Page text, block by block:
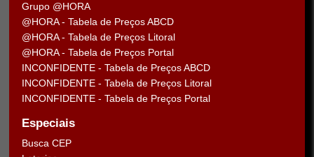
Grupo @HORA
@HORA - Tabela de Preços ABCD
@HORA - Tabela de Preços Litoral
@HORA - Tabela de Preços Portal
INCONFIDENTE - Tabela de Preços ABCD
INCONFIDENTE - Tabela de Preços Litoral
INCONFIDENTE - Tabela de Preços Portal
Especiais
Busca CEP